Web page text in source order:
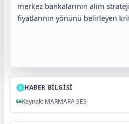
merkez bankalarının alım
fiyatlarının yönünü belirleyen
HABER BİLGİSİ
Kaynak: MARMARA SES